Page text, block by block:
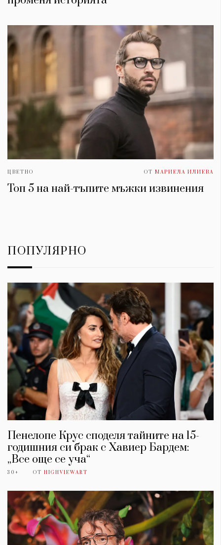
ЦВЕТНО ОТ МАРИЕЛА ИЛИЕВА
Топ 5 на най-тъпите мъжки извинения
ПОПУЛЯРНО
Пенелопе Крус споделя тайните на 15-
годишния си брак с Хавиер Бардем:
„Все още се уча“
30+ ОТ HIGHVIEWART